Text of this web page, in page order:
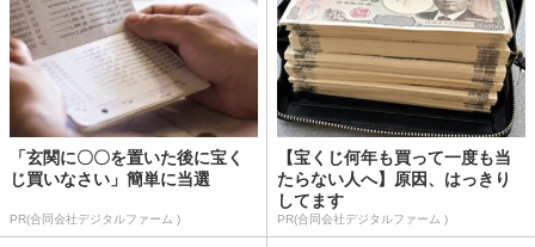
「玄関に〇〇を置いた後に宝く
じ買いなさい」簡単に当選
PR(合同会社デジタルファーム )
【宝くじ何年も買って一度も当
たらない人へ】原因、はっきり
してます
PR(合同会社デジタルファーム )